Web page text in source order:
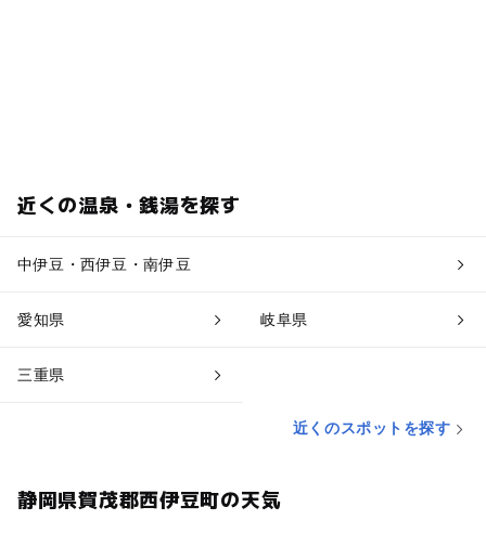
近くの温泉・銭湯を探す
中伊豆・西伊豆・南伊豆
愛知県 岐阜県
三重県
近くのスポットを探す
静岡県賀茂郡西伊豆町の天気